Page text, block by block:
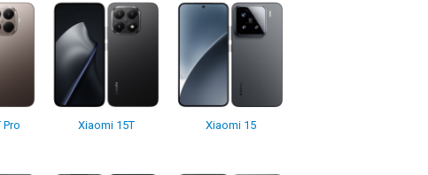
Pro Xiaomi 15T Xiaomi 15